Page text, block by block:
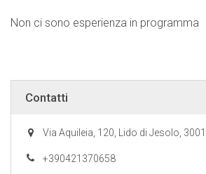
Non ci sono esperienza in programma
Contatti
Via Aquileia, 120, Lido di Jesolo,
+390421370658